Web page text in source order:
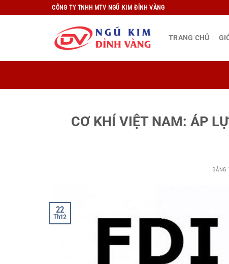
qua
CÔNG TY TNHH MTV NGŨ KIM ĐỈNH VÀNG
TRANG CHỦ
CƠ KHÍ VIỆT NAM: ÁP
ĐĂNG
22
Th12